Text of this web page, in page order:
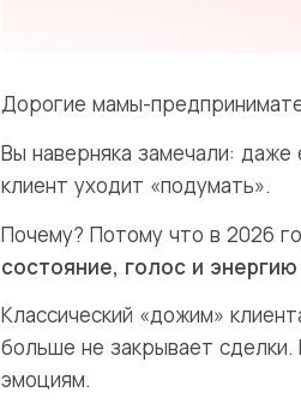
Дорогие мамы-
Вы наверняка замечали:
клиент уходит «подумать».
Почему? Потому что в 2026
состояние, голос и
Классический «дожим»
больше не закрывает
эмоциям.